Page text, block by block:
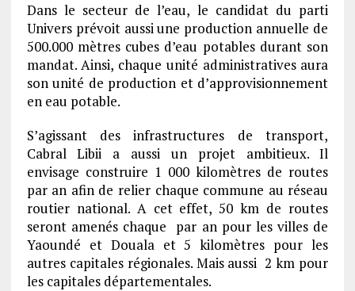
Dans le secteur de l’eau, le candidat du parti
Univers prévoit aussi une production annuelle de
500.000 mètres cubes d’eau potables durant son
mandat. Ainsi, chaque unité administratives aura
son unité de production et d’approvisionnement
en eau potable.
S’agissant des infrastructures de transport,
Cabral Libii a aussi un projet ambitieux. Il
envisage construire 1 000 kilomètres de routes
par an afin de relier chaque commune au réseau
routier national. A cet effet, 50 km de routes
seront amenés chaque par an pour les villes de
Yaoundé et Douala et 5 kilomètres pour les
autres capitales régionales. Mais aussi 2 km pour
les capitales départementales.